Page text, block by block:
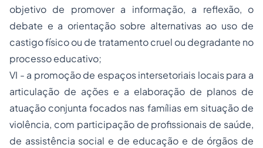
objetivo de promover a informação, a reflexão, o
debate e a orientação sobre alternativas ao uso de
castigo físico ou de tratamento cruel ou degradante no
processo educativo;
VI - a promoção de espaços intersetoriais locais para a
articulação de ações e a elaboração de planos de
atuação conjunta focados nas famílias em situação de
violência, com participação de profissionais de saúde,
de assistência social e de educação e de órgãos de